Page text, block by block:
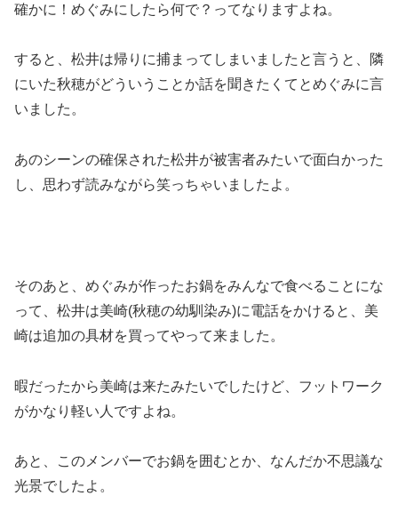
確かに！めぐみにしたら何で？ってなりますよね。
すると、松井は帰りに捕まってしまいましたと言うと、隣
にいた秋穂がどういうことか話を聞きたくてとめぐみに言
いました。
あのシーンの確保された松井が被害者みたいで面白かった
し、思わず読みながら笑っちゃいましたよ。
そのあと、めぐみが作ったお鍋をみんなで食べることにな
って、松井は美崎(秋穂の幼馴染み)に電話をかけると、美
崎は追加の具材を買ってやって来ました。
暇だったから美崎は来たみたいでしたけど、フットワーク
がかなり軽い人ですよね。
あと、このメンバーでお鍋を囲むとか、なんだか不思議な
光景でしたよ。